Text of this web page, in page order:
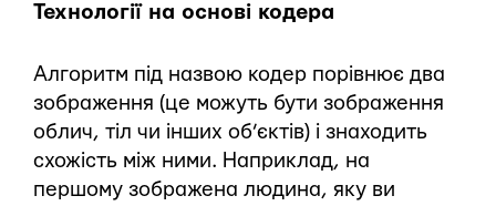
Технології на основі кодера
Алгоритм під назвою кодер порівнює два
зображення (це можуть бути зображення
облич, тіл чи інших об’єктів) і знаходить
схожість між ними. Наприклад, на
першому зображена людина, яку ви